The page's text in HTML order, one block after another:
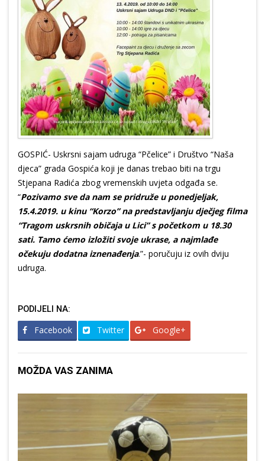
GOSPIĆ- Uskrsni sajam udruga “Pčelice” i Društvo “Naša
djeca” grada Gospića koji je danas trebao biti na trgu
Stjepana Radića zbog vremenskih uvjeta odgađa se.
“Pozivamo sve da nam se pridruže u ponedjeljak,
15.4.2019. u kinu “Korzo” na predstavljanju dječjeg filma
“Tragom uskrsnih običaja u Lici” s početkom u 18.30
sati. Tamo ćemo izložiti svoje ukrase, a najmlađe
očekuju dodatna iznenađenja.”- poručuju iz ovih dviju
udruga.
PODIJELI NA:
Facebook Twitter Google+
MOŽDA VAS ZANIMA